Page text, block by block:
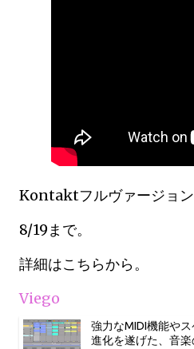
Kontaktフルヴァージョン
8/19まで。
詳細はこちらから。
Viego
強力なMIDI機能や
進化を遂げた、音